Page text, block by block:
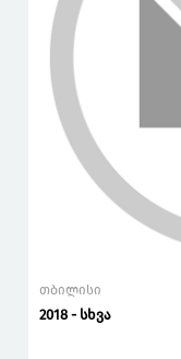
თბილისი
2018 - სხვა